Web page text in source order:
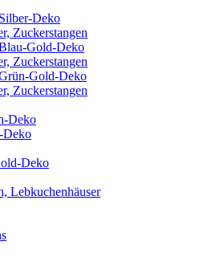
Deko
Zuckerstangen
Gold-Deko
Zuckerstangen
Gold-Deko
Zuckerstangen
Deko
Deko
Deko
Lebkuchenhäuser